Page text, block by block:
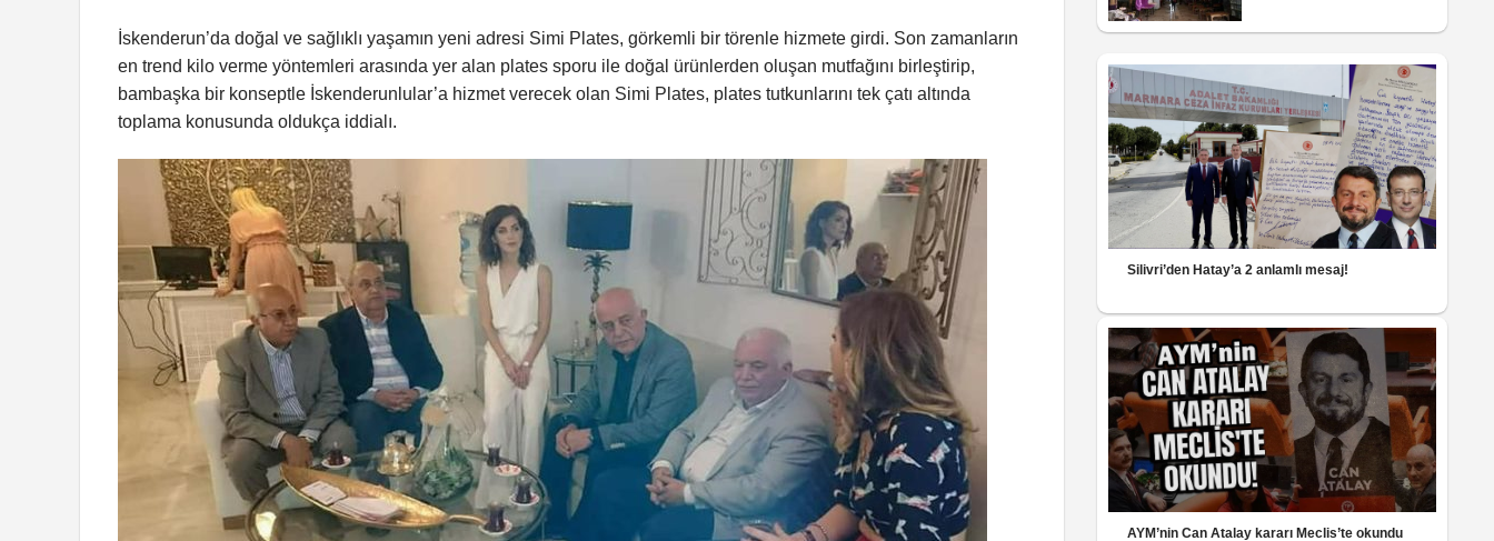
İskenderun’da doğal ve sağlıklı yaşamın yeni adresi Simi Plates, görkemli bir törenle hizmete girdi. Son zamanların
en trend kilo verme yöntemleri arasında yer alan plates sporu ile doğal ürünlerden oluşan mutfağını birleştirip,
bambaşka bir konseptle İskenderunlular’a hizmet verecek olan Simi Plates, plates tutkunlarını tek çatı altında
toplama konusunda oldukça iddialı.
Silivri’den Hatay’a 2 anlamlı mesaj!
AYM’nin Can Atalay kararı Meclis’te okundu